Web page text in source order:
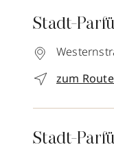
Stadt-
zum
Stadt-